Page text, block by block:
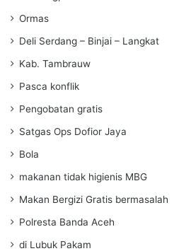
Ormas
Deli Serdang – Binjai – Langkat
Kab. Tambrauw
Pasca konflik
Pengobatan gratis
Satgas Ops Dofior Jaya
Bola
makanan tidak higienis MBG
Makan Bergizi Gratis bermasalah
Polresta Banda Aceh
di Lubuk Pakam